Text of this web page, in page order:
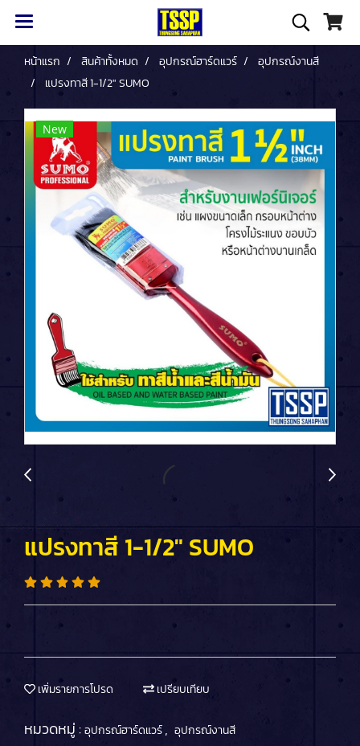
หน้าแรก สินค้าทั้งหมด อุปกรณ์ฮาร์ดแวร์
อุปกรณ์งานสี
แปรงทาสี 1-1/2" SUMO
New
แปรงทาสี 1-1/2" SUMO
เพิ่มรายการโปรด เปรียบเทียบ
หมวดหมู่ :อุปกรณ์ฮาร์ดแวร์, อุปกรณ์งานสี